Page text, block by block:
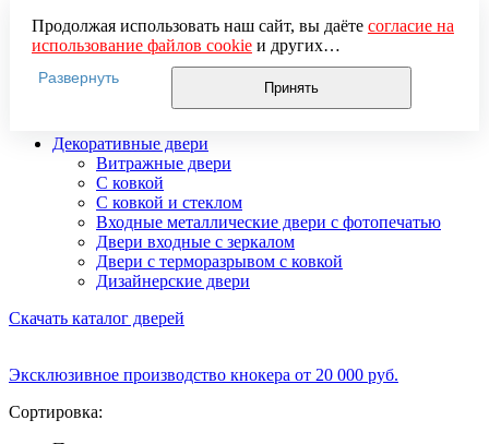
Усиленные стальные двери
Элитные стальные входные двери
Стальные двери 2 мм
Стальные двери 3 мм
Стальные двери 4 мм
Декоративные двери
Витражные двери
С ковкой
С ковкой и стеклом
Входные металлические двери с фотопечатью
Двери входные с зеркалом
Двери с терморазрывом с ковкой
Дизайнерские двери
Скачать каталог дверей
Эксклюзивное производство кнокера от 20 000 руб.
Сортировка:
Продолжая использовать наш сайт, вы даёте согласие на
использование файлов cookieи других
пользовательских данных (включая IP-адрес, сведения о
местоположении, устройстве, действиях на сайте и т. п.)
для функционирования сайта, проведения
использования систем аналитики (например,
Яндекс.Метрика), в соответствии с нашей
обработки персональных данных.
Если вы не хотите, чтобы ваши данные обрабатывались,
настройте ограничения в браузере или покиньте сайт.
Развернуть
Принять